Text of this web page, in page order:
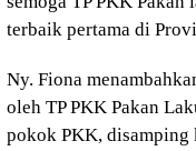
terbaik pertama di
Ny. Fiona
oleh TP PKK Pakan
pokok PKK,